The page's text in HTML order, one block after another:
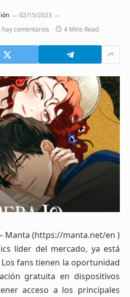
02/15/2023
hay comentarios 4 Mins Read
Manta (https://manta.net/en )
líder del mercado, ya está
fans tienen la oportunidad
gratuita en dispositivos
acceso a los principales